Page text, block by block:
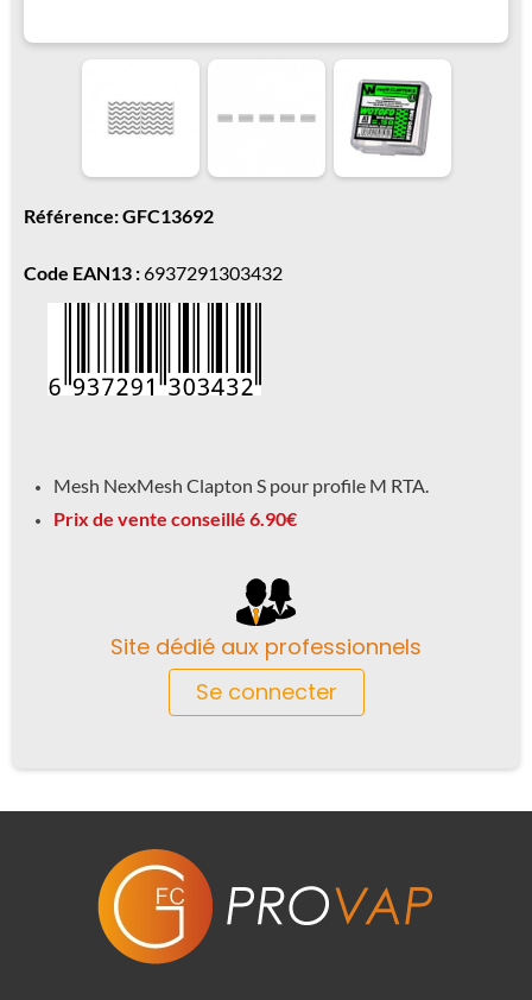
Référence: GFC13692
Code EAN13 :6937291303432
Mesh NexMesh Clapton S pour profile M RTA.
Prix de vente conseillé 6.90€
Site dédié aux professionnels
Se connecter